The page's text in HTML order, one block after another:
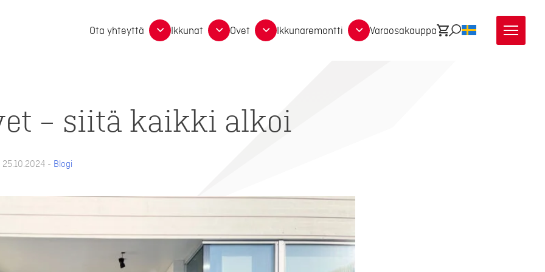
Ota yhteyttä Ikkunat Ovet Ikkunaremontti Varaosakauppa
Ostoskori
EtsiSV
– siitä kaikki alkoi
25.10.2024 - Blogi